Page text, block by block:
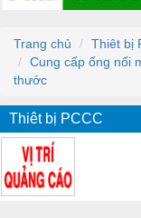
Trang chủ
Thiêt bị
Cung cấp ống nối
thước
Thiêt bị PCCC